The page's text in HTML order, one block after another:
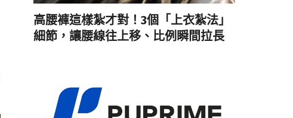
高腰褲這樣紮才對！3個「上衣紮法」
細節，讓腰線往上移、比例瞬間拉長